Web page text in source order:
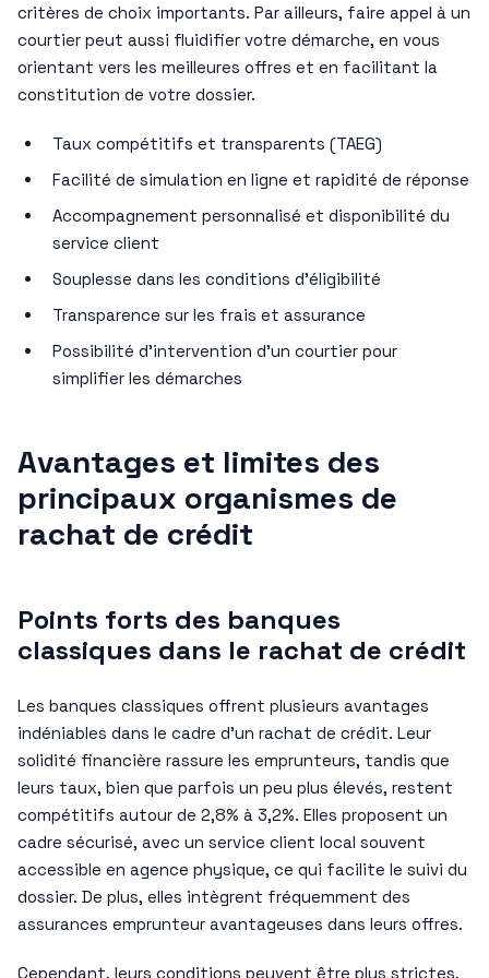
critères de choix importants. Par ailleurs, faire appel à un
courtier peut aussi fluidifier votre démarche, en vous
orientant vers les meilleures offres et en facilitant la
constitution de votre dossier.
Taux compétitifs et transparents (TAEG)
Facilité de simulation en ligne et rapidité de réponse
Accompagnement personnalisé et disponibilité du
service client
Souplesse dans les conditions d’éligibilité
Transparence sur les frais et assurance
Possibilité d’intervention d’un courtier pour
simplifier les démarches
Avantages et limites des
principaux organismes de
rachat de crédit
Points forts des banques
classiques dans le rachat de crédit
Les banques classiques offrent plusieurs avantages
indéniables dans le cadre d’un rachat de crédit. Leur
solidité financière rassure les emprunteurs, tandis que
leurs taux, bien que parfois un peu plus élevés, restent
compétitifs autour de 2,8% à 3,2%. Elles proposent un
cadre sécurisé, avec un service client local souvent
accessible en agence physique, ce qui facilite le suivi du
dossier. De plus, elles intègrent fréquemment des
assurances emprunteur avantageuses dans leurs offres.
Cependant, leurs conditions peuvent être plus strictes,